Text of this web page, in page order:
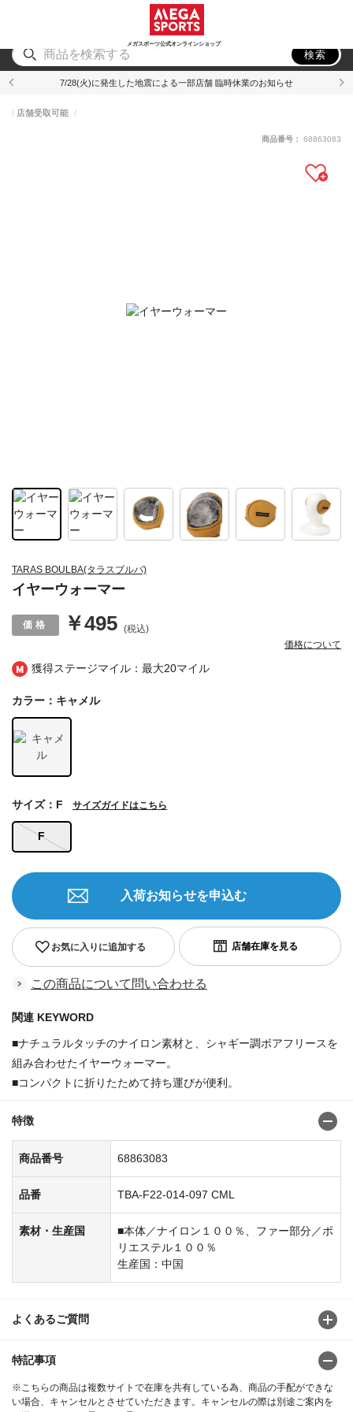
メガスポーツ公式オンラインショップ
アウトドア
検索
7/28(火)に発生した地震による一部店舗 臨時休業のお知らせ
獲得ステージマイル：最大20マイル
TARAS BOULBA(タラスブルバ)
イヤーウォーマー
店舗受取可能
￥495 (税込)
価格について
商品番号： 68863083
カラー：キャメル
F
サイズ：F サイズガイドはこちら
お気に入りに追加する
入荷お知らせを申込む
この商品について問い合わせる
関連 KEYWORD
■ナチュラルタッチのナイロン素材と、シャギー調ボアフリースを
組み合わせたイヤーウォーマー。
■コンパクトに折りたためて持ち運びが便利。
特徴
商品番号 68863083
品番 TBA-F22-014-097 CML
素材・生産国
■本体／ナイロン１００％、ファー部分／ポ
リエステル１００％
生産国：中国
よくあるご質問
特記事項
※こちらの商品は複数サイトで在庫を共有している為、商品の手配ができな
い場合、キャンセルとさせていただきます。キャンセルの際は別途ご案内を